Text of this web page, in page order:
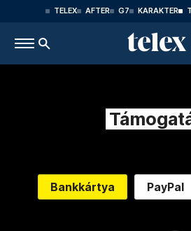
TELEX AFTER G7 KARAKTER
Bankkártya PayPal